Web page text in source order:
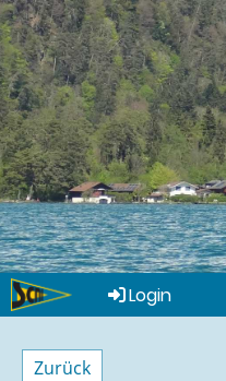
Login
Zurück